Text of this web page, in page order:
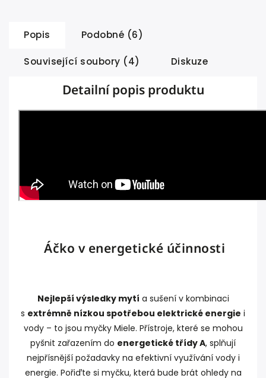
Popis Podobné (6)
Související soubory (4) Diskuze
Detailní popis produktu
Áčko v energetické účinnosti
Nejlepší výsledky mytí a sušení v kombinaci
s extrémně nízkou spotřebou elektrické energie i
vody – to jsou myčky Miele. Přístroje, které se mohou
pyšnit zařazením do energetické třídy A, splňují
nejpřísnější požadavky na efektivní využívání vody i
energie. Pořiďte si myčku, která bude brát ohledy na